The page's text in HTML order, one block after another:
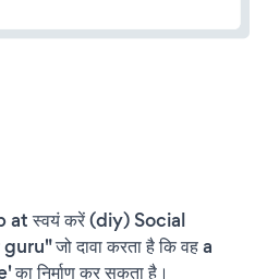
at स्वयं करें (diy) Social
जो दावा करता है कि वह a
निर्माण कर सकता है।